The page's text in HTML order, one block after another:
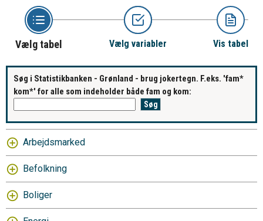
Vælg tabel Vælg variabler Vis tabel
Søg i Statistikbanken - Grønland - brug jokertegn. F.eks. 'fam*
kom*' for alle som indeholder både fam og kom:
Arbejdsmarked
Befolkning
Boliger